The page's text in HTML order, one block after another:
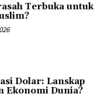
Terbuka untuk
Dolar: Lanskap
Ekonomi Dunia?